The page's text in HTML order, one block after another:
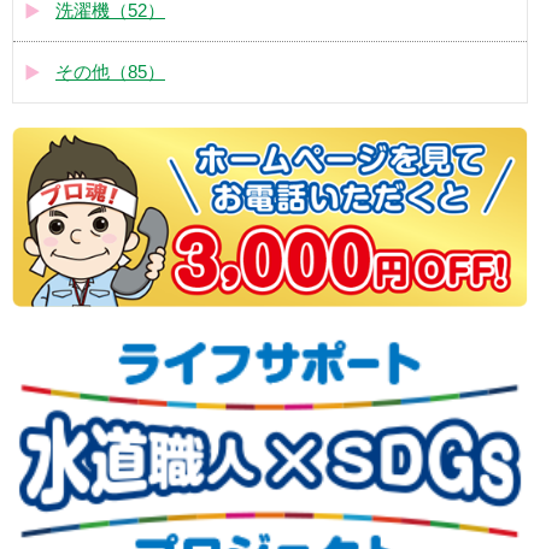
洗濯機（52）
その他（85）